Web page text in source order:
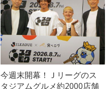
今週末開幕！Ｊリーグのス
タジアムグルメ約2000店舗